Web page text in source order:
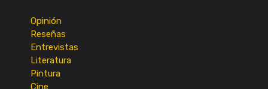
Opinión
Reseñas
Entrevistas
Literatura
Pintura
Cine